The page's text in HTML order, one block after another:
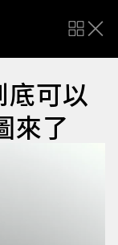
可以
來了